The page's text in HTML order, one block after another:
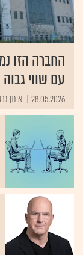
החברה הזו
עם שווי גבוה
28.05.2026 איתן